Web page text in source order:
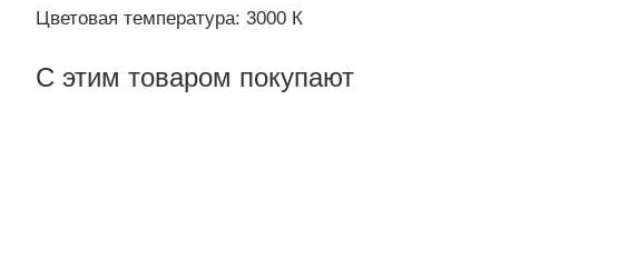
Цветовая температура: 3000 К
С этим товаром покупают